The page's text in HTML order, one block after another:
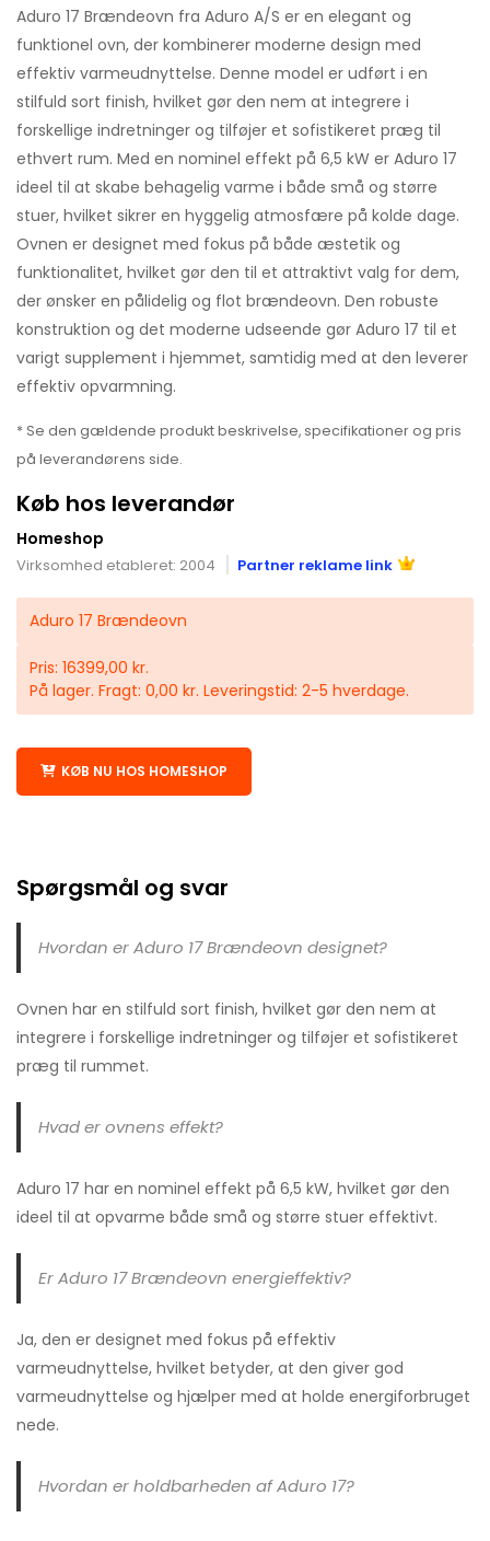
Aduro 17 Brændeovn fra Aduro A/S er en elegant og
funktionel ovn, der kombinerer moderne design med
effektiv varmeudnyttelse. Denne model er udført i en
stilfuld sort finish, hvilket gør den nem at integrere i
forskellige indretninger og tilføjer et sofistikeret præg til
ethvert rum. Med en nominel effekt på 6,5 kW er Aduro 17
ideel til at skabe behagelig varme i både små og større
stuer, hvilket sikrer en hyggelig atmosfære på kolde dage.
Ovnen er designet med fokus på både æstetik og
funktionalitet, hvilket gør den til et attraktivt valg for dem,
der ønsker en pålidelig og flot brændeovn. Den robuste
konstruktion og det moderne udseende gør Aduro 17 til et
varigt supplement i hjemmet, samtidig med at den leverer
effektiv opvarmning.
* Se den gældende produkt beskrivelse, specifikationer og pris
på leverandørens side.
Køb hos leverandør
Homeshop
Virksomhed etableret: 2004 Partner reklame link
Aduro 17 Brændeovn
Pris: 16399,00 kr.
På lager. Fragt: 0,00 kr. Leveringstid: 2-5 hverdage.
KØB NU HOS HOMESHOP
Spørgsmål og svar
Hvordan er Aduro 17 Brændeovn designet?
Ovnen har en stilfuld sort finish, hvilket gør den nem at
integrere i forskellige indretninger og tilføjer et sofistikeret
præg til rummet.
Hvad er ovnens effekt?
Aduro 17 har en nominel effekt på 6,5 kW, hvilket gør den
ideel til at opvarme både små og større stuer effektivt.
Er Aduro 17 Brændeovn energieffektiv?
Ja, den er designet med fokus på effektiv
varmeudnyttelse, hvilket betyder, at den giver god
varmeudnyttelse og hjælper med at holde energiforbruget
nede.
Hvordan er holdbarheden af Aduro 17?